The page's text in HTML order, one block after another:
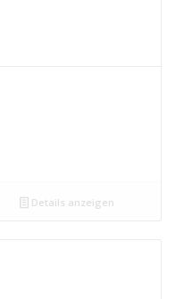
Details anzeigen